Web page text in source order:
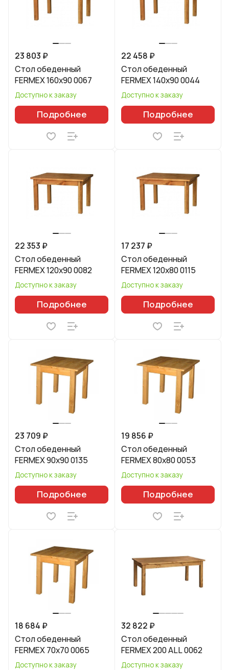
23 803 ₽
Стол обеденный
FERMEX 160x90 0067
Доступно к заказу
Подробнее
22 458 ₽
Стол обеденный
FERMEX 140x90 0044
Доступно к заказу
Подробнее
22 353 ₽
Стол обеденный
FERMEX 120x90 0082
Доступно к заказу
Подробнее
17 237 ₽
Стол обеденный
FERMEX 120x80 0115
Доступно к заказу
Подробнее
23 709 ₽
Стол обеденный
FERMEX 90x90 0135
Доступно к заказу
Подробнее
19 856 ₽
Стол обеденный
FERMEX 80x80 0053
Доступно к заказу
Подробнее
18 684 ₽
Стол обеденный
FERMEX 70x70 0065
Доступно к заказу
32 822 ₽
Стол обеденный
FERMEX 200 ALL 0062
Доступно к заказу